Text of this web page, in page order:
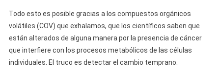
Todo esto es posible gracias a los compuestos orgánicos
volátiles (COV) que exhalamos, que los científicos saben que
están alterados de alguna manera por la presencia de cáncer
que interfiere con los procesos metabólicos de las células
individuales. El truco es detectar el cambio temprano.